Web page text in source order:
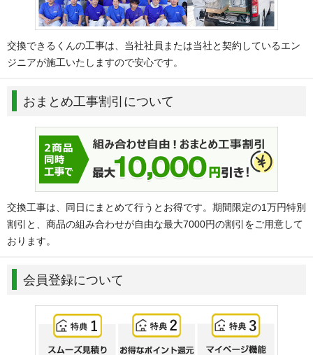
交換できるくんの工事は、当社社員または当社と契約しているエン
ジニアが施工いたしますので安心です。
おまとめ工事割引について
交換工事は、同日にまとめて行うとお得です。期間限定の1万円特別
割引と、商品の組み合わせが自由な最大7000円の割引をご用意して
おります。
会員登録について